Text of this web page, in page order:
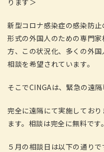
ります＞
新型コロナ感染症の感染防
形式の外国人のための専門
方、この状況化、多くの外
相談を希望されています。
そこでCINGAは、緊急の遠
完全に遠隔にて実施してお
ます。相談は完全に無料です。
５月の相談日は以下の通りで